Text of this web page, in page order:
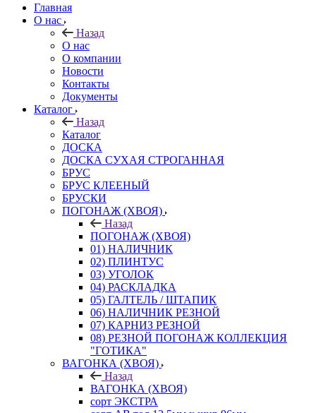
Главная
О нас
Назад
О нас
О компании
Новости
Контакты
Документы
Каталог
Назад
Каталог
ДОСКА
ДОСКА СУХАЯ СТРОГАННАЯ
БРУС
БРУС КЛЕЕНЫЙ
БРУСКИ
ПОГОНАЖ (ХВОЯ)
Назад
ПОГОНАЖ (ХВОЯ)
01) НАЛИЧНИК
02) ПЛИНТУС
03) УГОЛОК
04) РАСКЛАДКА
05) ГАЛТЕЛЬ / ШТАПИК
06) НАЛИЧНИК РЕЗНОЙ
07) КАРНИЗ РЕЗНОЙ
08) РЕЗНОЙ ПОГОНАЖ КОЛЛЕКЦИЯ
"ГОТИКА"
ВАГОНКА (ХВОЯ)
Назад
ВАГОНКА (ХВОЯ)
сорт ЭКСТРА